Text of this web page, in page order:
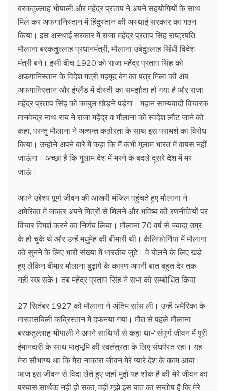
बरकतुल्लाह भोपाली और महेंद्र प्रताप ने अपने सहयोगियों के साथ
मिल कर अफगानिस्तान में हिंदुस्तान की अस्थाई सरकार का गठन
किया। इस अस्थाई सरकार में राजा महेंद्र प्रताप सिंह राष्ट्रपति,
मौलाना बरकतुल्लाह प्रधानमंत्री, मौलाना उबेदुल्लाह सिंधी विदेश
मंत्री बने। इसी बीच 1920 को राजा महेंद्र प्रताप सिंह को
अफगानिस्तान के विदेश मंत्री महमूद बेग का पत्र मिला की अब
अफगानिस्तान और इंग्लैंड में दोस्ती का समझौता हो गया है और राजा
महेंद्र प्रताप सिंह को काबुल छोड़ने पड़ेगा। महान साम्यवादी विचारक
मानवेन्द्र नाथ राय ने राजा महेंद्र व मौलाना को स्वदेश लौट जाने को
कहा, परन्तु मौलाना ने अत्यन्त कठोरता के साथ इस परामर्श का विरोध
किया। उन्होंने अपने बारे में कहा कि मैं कभी गुलाम भारत में वापस नहीं
जाऊंगा। अच्छा है कि गुलाम देश में मरने के बदले दूसरे देश में मर
जाऊं।
अपने उद्देश्य पूर्ण जीवन की आखरी मंजिल पहुंचते हुए मौलाना ने
अमेरिका में जाकर अपने मित्रों से मिलने और भविष्य की रणनीतियों पर
विचार विमर्श करने का निर्णय लिया। मौलाना 70 वर्ष से ज्यादा उम्र
के हो चुके थे और उन्हें मधुमेह की बीमारी थी। कैलिफोर्निया में मौलाना
को सुनने के लिए भारी संख्या में भारतीय जुटे। वे बोलने के लिए खड़े
हुए लेकिन बीमार मौलाना बुढ़ापे के कारण अपनी बात बहुत देर तक
नहीं रख सके। तब महेंद्र प्रताप सिंह ने सभा को सम्बोधित किया।
27 सितंबर 1927 को मौलाना ने अंतिम सांस ली। उन्हें अमेरिका के
मारवासबिली कब्रिस्तान में दफनया गया। मौत से पहले मौलाना
बरकतुल्लाह भोपाली ने अपने साथियों से कहा था-‘‘संपूर्ण जीवन मैं पूरी
ईमानदारी के साथ मातृभूमि की स्वतंत्रता के लिए संघर्षरत रहा। यह
मेरा सौभाग्य था कि मेरा नाकारा जीवन मेरे प्यारे देश के काम आया।
आज इस जीवन से विदा लेते हुए जहां मुझे यह शोक है की मेरे जीवन का
प्रयास सार्थक नहीं हो सका, वहीं मुझे इस बात का सन्तोष है कि मेरे